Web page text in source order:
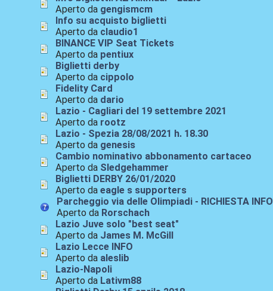
Aperto da gengismcm
Info su acquisto biglietti
Aperto da claudio1
BINANCE VIP Seat Tickets
Aperto da pentiux
Biglietti derby
Aperto da cippolo
Fidelity Card
Aperto da dario
Lazio - Cagliari del 19 settembre 2021
Aperto da rootz
Lazio - Spezia 28/08/2021 h. 18.30
Aperto da genesis
Cambio nominativo abbonamento cartaceo
Aperto da Sledgehammer
Biglietti DERBY 26/01/2020
Aperto daeagle s supporters
Parcheggio via delle Olimpiadi - RICHIESTA INFO
Aperto da Rorschach
Lazio Juve solo "best seat"
Aperto da James M. McGill
Lazio Lecce INFO
Aperto da aleslib
Lazio-Napoli
Aperto da Lativm88